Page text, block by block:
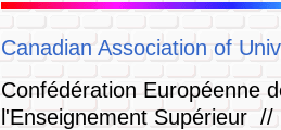
Canadian Association of
Confédération Européenne
l'Enseignement Supérieur